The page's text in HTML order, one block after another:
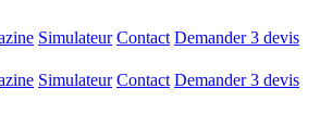
Simulateur Contact Demander 3 devis
Simulateur Contact Demander 3 devis